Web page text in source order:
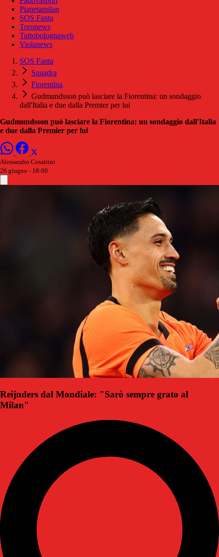
Pianetamilan
SOS Fanta
Toronews
Tuttobolognaweb
Violanews
SOS Fanta
Squadra
Fiorentina
Gudmundsson può lasciare la Fiorentina: un sondaggio
dall'Italia e due dalla Premier per lui
Gudmundsson può lasciare la Fiorentina: un sondaggio dall'Italia
e due dalla Premier per lui
Alessandro Cosattini
26 giugno - 18:00
Reijnders dal Mondiale: "Sarò sempre grato al
Milan"